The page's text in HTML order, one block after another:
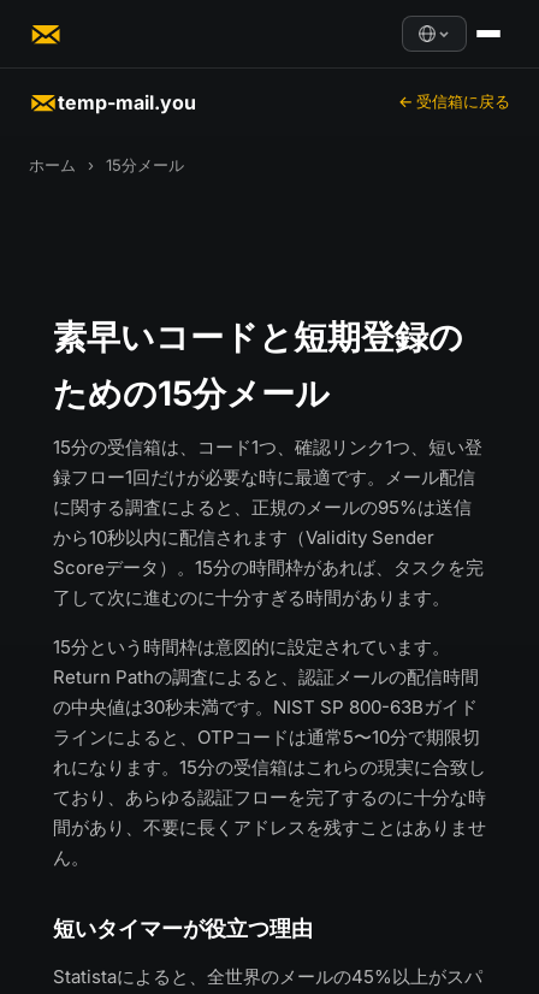
temp-mail.you ← 受信箱に戻る
ホーム › 15分メール
素早いコードと短期登録の
ための15分メール
15分の受信箱は、コード1つ、確認リンク1つ、短い登
録フロー1回だけが必要な時に最適です。メール配信
に関する調査によると、正規のメールの95%は送信
から10秒以内に配信されます（Validity Sender
Scoreデータ）。15分の時間枠があれば、タスクを完
了して次に進むのに十分すぎる時間があります。
15分という時間枠は意図的に設定されています。
Return Pathの調査によると、認証メールの配信時間
の中央値は30秒未満です。NIST SP 800-63Bガイド
ラインによると、OTPコードは通常5〜10分で期限切
れになります。15分の受信箱はこれらの現実に合致し
ており、あらゆる認証フローを完了するのに十分な時
間があり、不要に長くアドレスを残すことはありませ
ん。
短いタイマーが役立つ理由
Statistaによると、全世界のメールの45%以上がスパ